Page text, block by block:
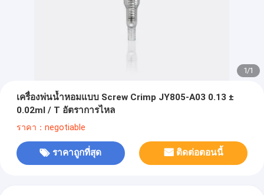
1/1
เครื่องพ่นน้ำหอมแบบ Screw Crimp JY805-A03 0.13 ±
0.02ml / T อัตราการไหล
ราคา：negotiable
ราคาถูกที่สุด ติดต่อตอนนี้